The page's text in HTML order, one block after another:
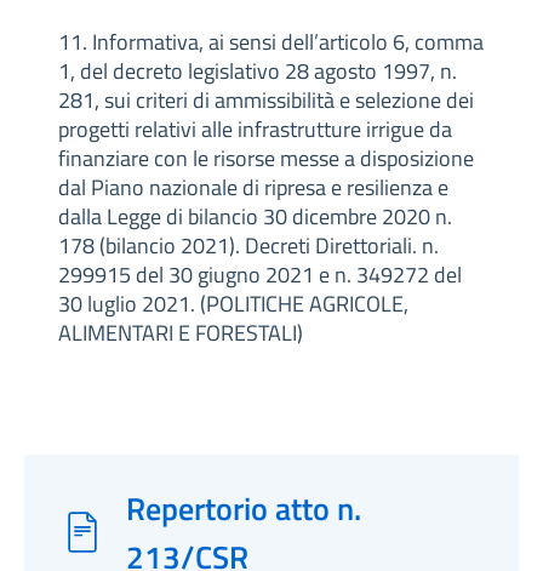
11. Informativa, ai sensi dell’articolo 6, comma
1, del decreto legislativo 28 agosto 1997, n.
281, sui criteri di ammissibilità e selezione dei
progetti relativi alle infrastrutture irrigue da
finanziare con le risorse messe a disposizione
dal Piano nazionale di ripresa e resilienza e
dalla Legge di bilancio 30 dicembre 2020 n.
178 (bilancio 2021). Decreti Direttoriali. n.
299915 del 30 giugno 2021 e n. 349272 del
30 luglio 2021. (POLITICHE AGRICOLE,
ALIMENTARI E FORESTALI)
Repertorio atto n.
213/CSR